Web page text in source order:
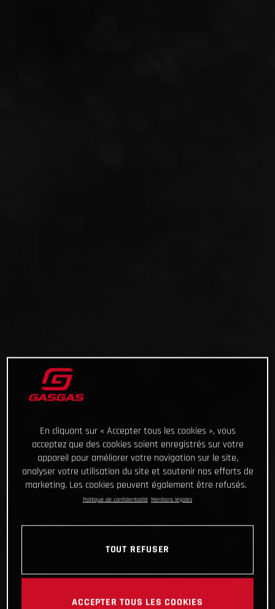
En cliquant sur « Accepter tous les cookies », vous
acceptez que des cookies soient enregistrés sur votre
appareil pour améliorer votre navigation sur le site,
analyser votre utilisation du site et soutenir nos efforts de
marketing. Les cookies peuvent également être refusés.
Politique de confidentialité Mentions légales
TOUT REFUSER
ACCEPTER TOUS LES COOKIES